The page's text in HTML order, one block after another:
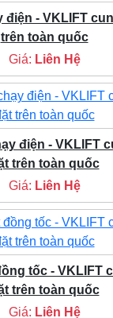
điện - VKLIFT
trên toàn quốc
Giá: Liên Hệ
điện - VKLIFT
trên toàn quốc
Giá: Liên Hệ
tốc - VKLIFT
trên toàn quốc
Giá: Liên Hệ